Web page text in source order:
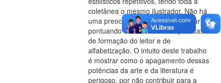
coletânea o mesmo ilustrador. Não há
uma preocupação com a arte literária,
pontuando o retrocesso nas políticas
de formação do leitor e de
alfabetização. O intuito deste trabalho
é mostrar como o apagamento dessas
potências da arte e da literatura é
perigoso, por não contribuir para a